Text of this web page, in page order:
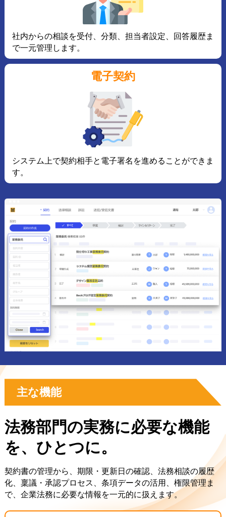
社内からの相談を受付、分類、担当者設定、回答履歴ま
で一元管理します。
電子契約
システム上で契約相手と電子署名を進めることができま
す。
主な機能
法務部門の実務に必要な機能
を、ひとつに。
契約書の管理から、期限・更新日の確認、法務相談の履歴
化、稟議・承認プロセス、条項データの活用、権限管理ま
で、企業法務に必要な情報を一元的に扱えます。